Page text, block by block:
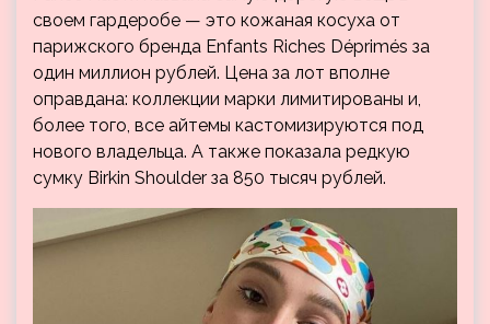
своем гардеробе — это кожаная косуха от
парижского бренда Enfants Riches Déprimés за
один миллион рублей. Цена за лот вполне
оправдана: коллекции марки лимитированы и,
более того, все айтемы кастомизируются под
нового владельца. А также показала редкую
сумку Birkin Shoulder за 850 тысяч рублей.